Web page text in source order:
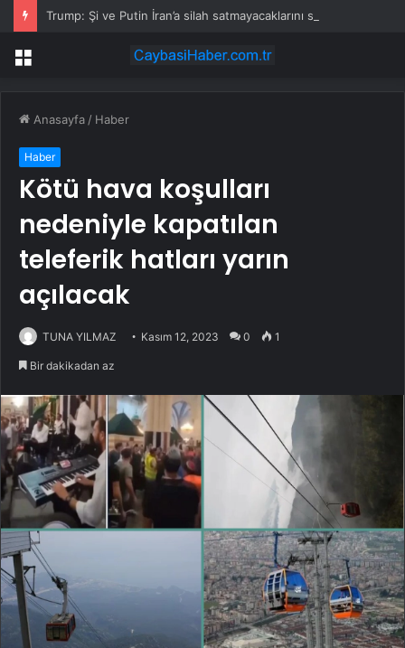
Trump: Şi ve Putin İran’a silah satmayacaklarını söyledi
Menü
Anasayfa / Haber
Haber
Kötü hava koşulları
nedeniyle kapatılan
teleferik hatları yarın
açılacak
TUNA YILMAZ Kasım 12, 2023 0 1
Bir dakikadan az